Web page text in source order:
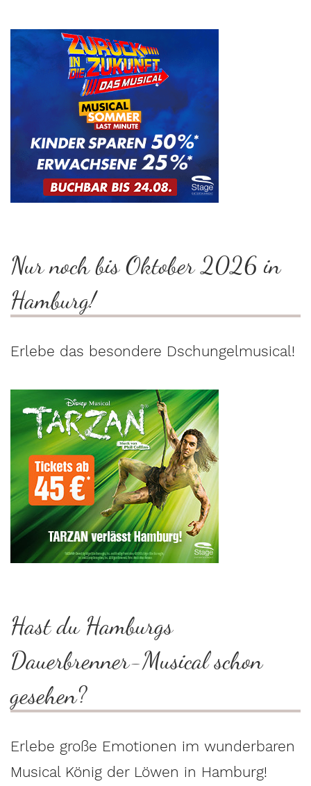
Nur noch bis Oktober 2026 in
Hamburg!
Erlebe das besondere Dschungelmusical!
Hast du Hamburgs
Dauerbrenner-Musical schon
gesehen?
Erlebe große Emotionen im wunderbaren
Musical König der Löwen in Hamburg!